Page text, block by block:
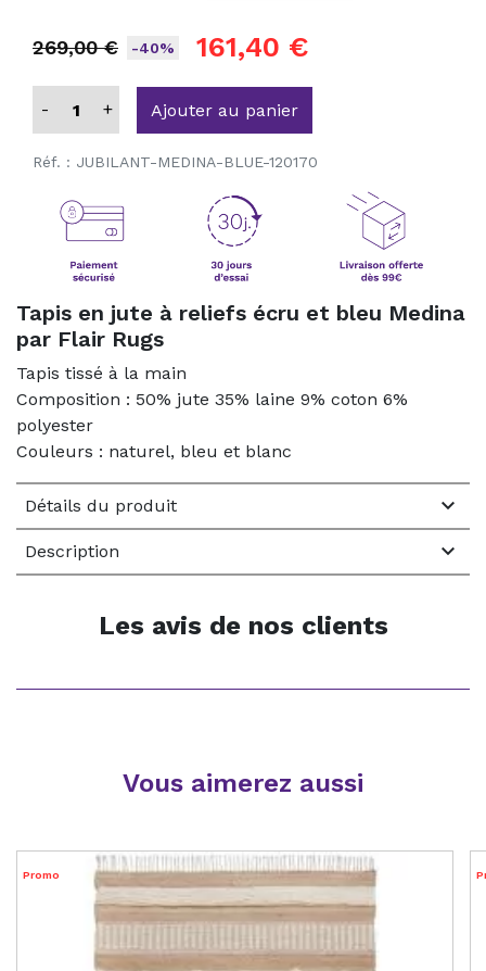
269,00 € -40% 161,40 €
- + Ajouter au panier
Réf. : JUBILANT-MEDINA-BLUE-120170
Tapis en jute à reliefs écru et bleu Medina
par Flair Rugs
Tapis tissé à la main
Composition : 50% jute 35% laine 9% coton 6%
polyester
Couleurs : naturel, bleu et blanc
Détails du produit 
Description 
Les avis de nos clients
Vous aimerez aussi
Promo